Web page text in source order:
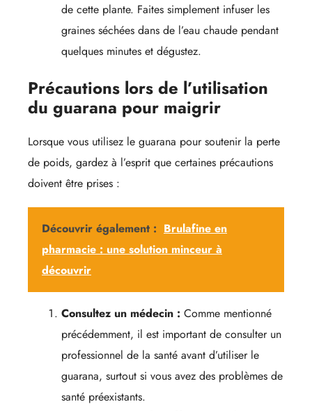
de cette plante. Faites simplement infuser les
graines séchées dans de l’eau chaude pendant
quelques minutes et dégustez.
Précautions lors de l’utilisation
du guarana pour maigrir
Lorsque vous utilisez le guarana pour soutenir la perte
de poids, gardez à l’esprit que certaines précautions
doivent être prises :
Découvrir également : Brulafine en
pharmacie : une solution minceur à
découvrir
Consultez un médecin : Comme mentionné
précédemment, il est important de consulter un
professionnel de la santé avant d’utiliser le
guarana, surtout si vous avez des problèmes de
santé préexistants.